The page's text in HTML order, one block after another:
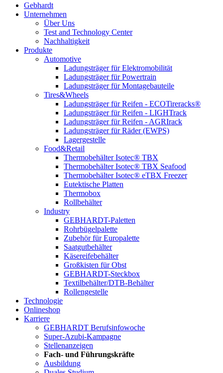
Gebhardt
Unternehmen
Über Uns
Test and Technology Center
Nachhaltigkeit
Produkte
Automotive
Ladungsträger für Elektromobilität
Ladungsträger für Powertrain
Ladungsträger für Montagebauteile
Tires&Wheels
Ladungsträger für Reifen - ECOTireracks®
Ladungsträger für Reifen - LIGHTrack
Ladungsträger für Reifen - AGRIrack
Ladungsträger für Räder (EWPS)
Lagergestelle
Food&Retail
Thermobehälter Isotec® TBX
Thermobehälter Isotec® TBX Seafood
Thermobehälter Isotec® eTBX Freezer
Eutektische Platten
Thermobox
Rollbehälter
Industry
GEBHARDT-Paletten
Rohrbügelpalette
Zubehör für Europalette
Saatgutbehälter
Käsereifebehälter
Großkisten für Obst
GEBHARDT-Steckbox
Textilbehälter/DTB-Behälter
Rollengestelle
Technologie
Onlineshop
Karriere
GEBHARDT Berufsinfowoche
Super-Azubi-Kampagne
Stellenanzeigen
Fach- und Führungskräfte
Ausbildung